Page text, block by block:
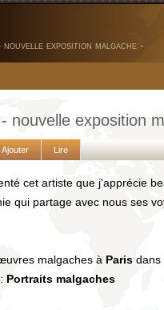
nouvelle exposition malgache -
nouvelle exposition
Ajouter Lire
cet artiste que j'apprécie
qui partage avec nous ses
malgaches à Paris dans
Portraits malgaches